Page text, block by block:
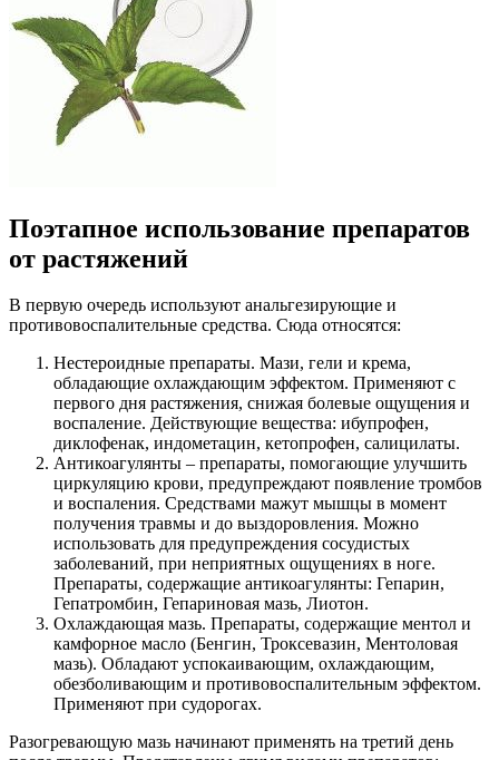
Поэтапное использование препаратов
от растяжений
В первую очередь используют анальгезирующие и
противовоспалительные средства. Сюда относятся:
Нестероидные препараты. Мази, гели и крема,
обладающие охлаждающим эффектом. Применяют с
первого дня растяжения, снижая болевые ощущения и
воспаление. Действующие вещества: ибупрофен,
диклофенак, индометацин, кетопрофен, салицилаты.
Антикоагулянты – препараты, помогающие улучшить
циркуляцию крови, предупреждают появление тромбов
и воспаления. Средствами мажут мышцы в момент
получения травмы и до выздоровления. Можно
использовать для предупреждения сосудистых
заболеваний, при неприятных ощущениях в ноге.
Препараты, содержащие антикоагулянты: Гепарин,
Гепатромбин, Гепариновая мазь, Лиотон.
Охлаждающая мазь. Препараты, содержащие ментол и
камфорное масло (Бенгин, Троксевазин, Ментоловая
мазь). Обладают успокаивающим, охлаждающим,
обезболивающим и противовоспалительным эффектом.
Применяют при судорогах.
Разогревающую мазь начинают применять на третий день